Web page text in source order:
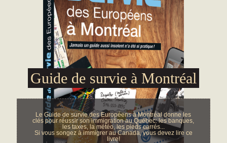
Guide de survie à Montréal
Le Guide de survie des Européens à Montréal donne les
clés pour réussir son immigration au Québec: les banques,
les taxes, la météo, les pieds carrés...
Si vous songez à immigrer au Canada, vous devez lire ce
livre!